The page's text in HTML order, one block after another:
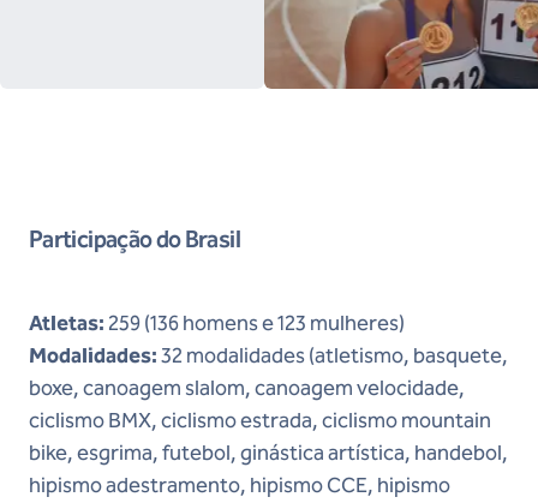
Participação do Brasil
Atletas: 259 (136 homens e 123 mulheres)
Modalidades:32 modalidades (atletismo, basquete,
boxe, canoagem slalom, canoagem velocidade,
ciclismo BMX, ciclismo estrada, ciclismo mountain
bike, esgrima, futebol, ginástica artística, handebol,
hipismo adestramento, hipismo CCE, hipismo